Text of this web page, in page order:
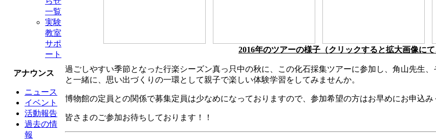
一覧
実験
教室
サポ
ート
アナウンス
ニュース
イベント
活動報告
過去の情
報
2016年のツアーの様子（クリックすると拡大画像にて
過ごしやすい季節となった行楽シーズン真っ只中の秋に、この化石採集ツアーに参加し、角山先生
と一緒に、思い出づくりの一環として親子で楽しい体験学習をしてみませんか。
博物館の定員との関係で募集定員は少なめになっておりますので、参加希望の方はお早めにお申込み
皆さまのご参加お待ちしております！！